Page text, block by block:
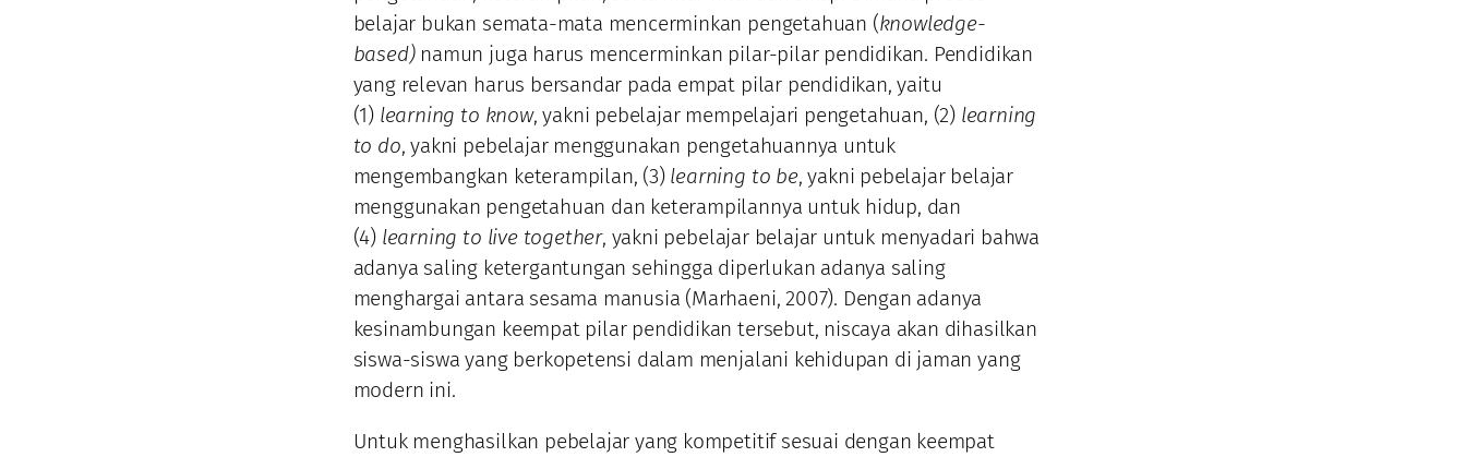
belajar bukan semata-mata mencerminkan pengetahuan (knowledge-
based) namun juga harus mencerminkan pilar-pilar pendidikan. Pendidikan
yang relevan harus bersandar pada empat pilar pendidikan, yaitu
(1) learning to know, yakni pebelajar mempelajari pengetahuan, (2) learning
to do, yakni pebelajar menggunakan pengetahuannya untuk
mengembangkan keterampilan, (3) learning to be, yakni pebelajar belajar
menggunakan pengetahuan dan keterampilannya untuk hidup, dan
(4) learning to live together, yakni pebelajar belajar untuk menyadari bahwa
adanya saling ketergantungan sehingga diperlukan adanya saling
menghargai antara sesama manusia (Marhaeni, 2007). Dengan adanya
kesinambungan keempat pilar pendidikan tersebut, niscaya akan dihasilkan
siswa-siswa yang berkopetensi dalam menjalani kehidupan di jaman yang
modern ini.
Untuk menghasilkan pebelajar yang kompetitif sesuai dengan keempat